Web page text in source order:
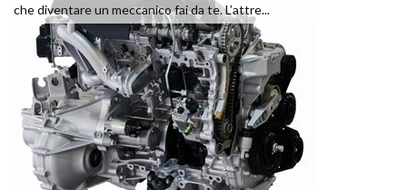
che diventare un meccanico fai da te. L’attre...